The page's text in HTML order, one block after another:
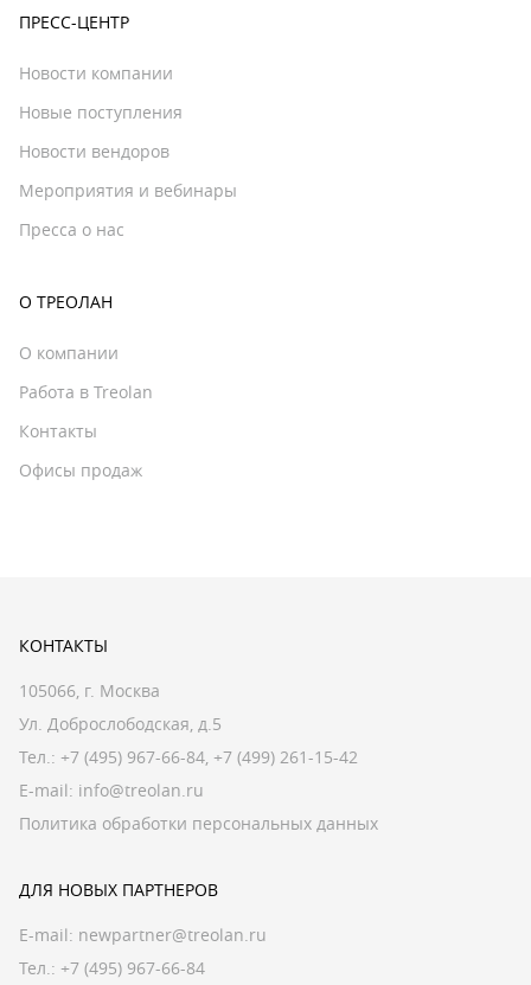
ПРЕСС-ЦЕНТР
Новости компании
Новые поступления
Новости вендоров
Мероприятия и вебинары
Пресса о нас
О ТРЕОЛАН
О компании
Работа в Treolan
Контакты
Офисы продаж
КОНТАКТЫ
105066, г. Москва
Ул. Доброслободская, д.5
Тел.: +7 (495) 967-66-84, +7 (499) 261-15-42
E-mail: info@treolan.ru
Политика обработки персональных данных
ДЛЯ НОВЫХ ПАРТНЕРОВ
E-mail: newpartner@treolan.ru
Тел.: +7 (495) 967-66-84